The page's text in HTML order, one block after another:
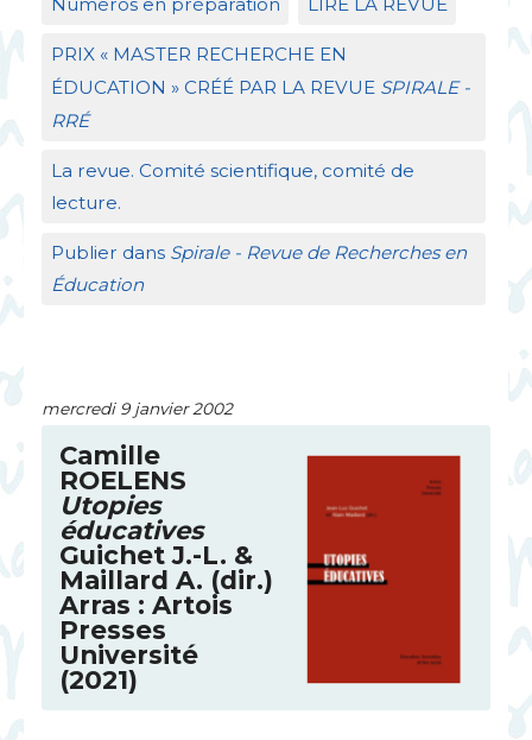
PRIX« MASTER RECHERCHE EN
ÉDUCATION » CRÉÉ PAR LA REVUE SPIRALE-
RRÉ
La revue. Comité scientifique, comité de
lecture.
Publier dans Spirale - Revue de Recherches en
Éducation
mercredi 9 janvier 2002
Camille
ROELENS
Utopies
éducatives
Guichet J.-L. &
Maillard A. (dir.)
Arras : Artois
Presses
Université
(2021)